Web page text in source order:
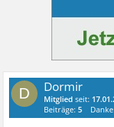
D Dormir
Mitglied seit:
Beiträge:5